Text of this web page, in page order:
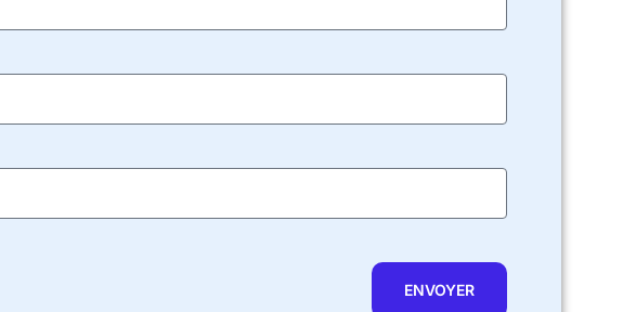
ENVOYER